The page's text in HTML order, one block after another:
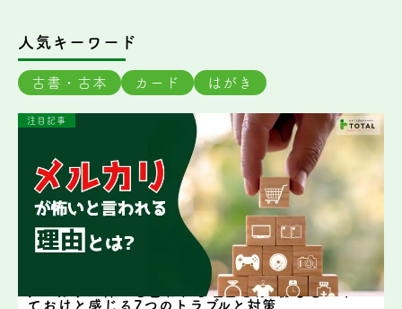
人気キーワード
古書・古本 カード はがき
注目記事
メルカリが怖いと言われる理由とは?初心者がやめ
ておけと感じる7つのトラブルと対策